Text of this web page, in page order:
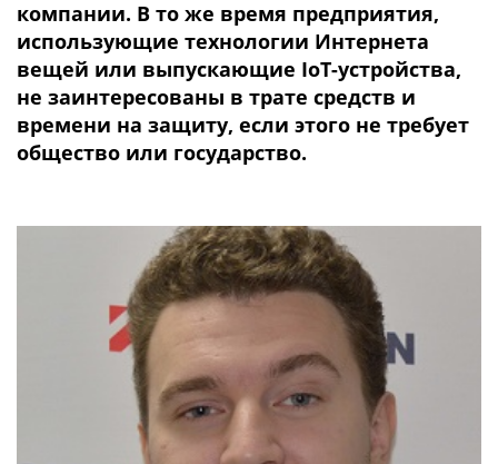
компании. В то же время предприятия,
использующие технологии Интернета
вещей или выпускающие IoT-устройства,
не заинтересованы в трате средств и
времени на защиту, если этого не требует
общество или государство.